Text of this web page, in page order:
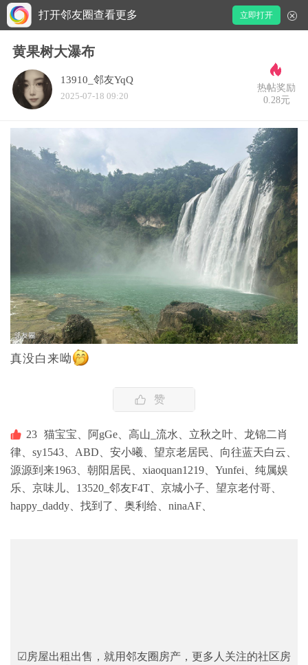
打开邻友圈查看更多 立即打开
黄果树大瀑布
13910_邻友YqQ
2025-07-18 09:20
热帖奖励
0.28元
真没白来呦
赞
23 猫宝宝、 阿gGe、 高山_流水、 立秋之叶、 龙锦二肖
律、 sy1543、 ABD、 安小曦、 望京老居民、 向往蓝天白云、
源源到来1963、 朝阳居民、 xiaoquan1219、 Yunfei、 纯属娱
乐、 京味儿、 13520_邻友F4T、 京城小子、 望京老付哥、
happy_daddy、 找到了、 奥利给、 ninaAF、
☑房屋出租出售，就用邻友圈房产，更多人关注的社区房